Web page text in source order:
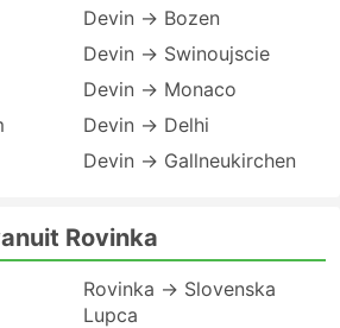
Devin → Bozen
Devin → Swinoujscie
Devin → Monaco
Devin → Delhi
Devin → Gallneukirchen
Rovinka
Rovinka → Slovenska
Lupca